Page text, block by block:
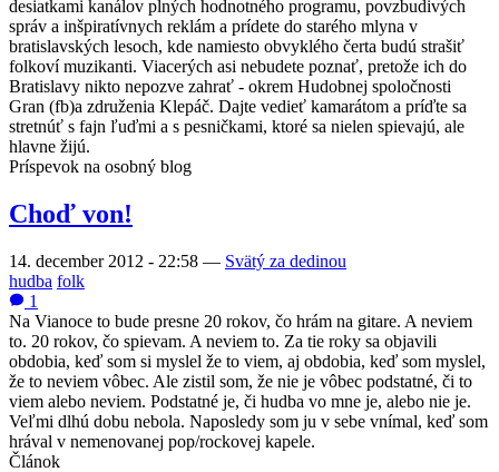
desiatkami kanálov plných hodnotného programu, povzbudivých
správ a inšpiratívnych reklám a prídete do starého mlyna v
bratislavských lesoch, kde namiesto obvyklého čerta budú strašiť
folkoví muzikanti. Viacerých asi nebudete poznať, pretože ich do
Bratislavy nikto nepozve zahrať - okrem Hudobnej spoločnosti
Gran (fb)a združenia Klepáč. Dajte vedieť kamarátom a príďte sa
stretnúť s fajn ľuďmi a s pesničkami, ktoré sa nielen spievajú, ale
hlavne žijú.
Príspevok na osobný blog
Choď von!
14. december 2012 - 22:58 — Svätý za dedinou
hudba folk
1
Na Vianoce to bude presne 20 rokov, čo hrám na gitare. A neviem
to. 20 rokov, čo spievam. A neviem to. Za tie roky sa objavili
obdobia, keď som si myslel že to viem, aj obdobia, keď som myslel,
že to neviem vôbec. Ale zistil som, že nie je vôbec podstatné, či to
viem alebo neviem. Podstatné je, či hudba vo mne je, alebo nie je.
Veľmi dlhú dobu nebola. Naposledy som ju v sebe vnímal, keď som
hrával v nemenovanej pop/rockovej kapele.
Článok